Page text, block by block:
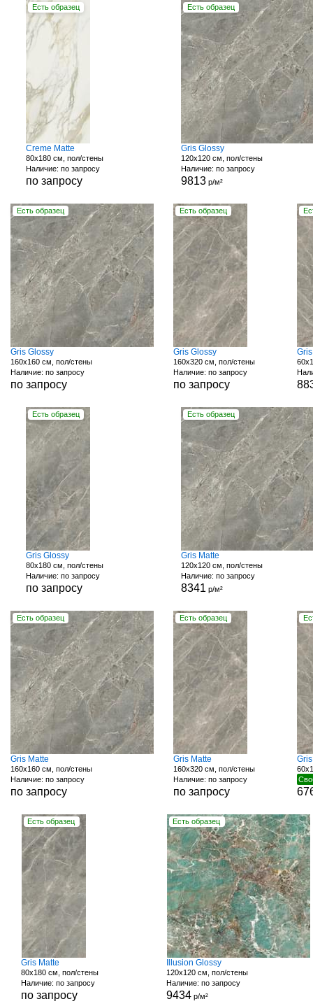
Есть образец
Creme Matte
80x180 см, пол/стены
Наличие: по запросу
по запросу
Есть образец
Gris Glossy
120x120 см, пол/стены
Наличие: по запросу
9813 р/м²
Есть образец
Gris Glossy
160x160 см, пол/стены
Наличие: по запросу
по запросу
Есть образец
Gris Glossy
160x320 см, пол/стены
Наличие: по запросу
по запросу
Есть образец
Gris Glossy
80x180 см, пол/стены
Наличие: по запросу
по запросу
Есть образец
Gris Matte
120x120 см, пол/стены
Наличие: по запросу
8341 р/м²
Есть образец
Gris Matte
160x160 см, пол/стены
Наличие: по запросу
по запросу
Есть образец
Gris Matte
160x320 см, пол/стены
Наличие: по запросу
по запросу
Есть образец
Gris Matte
80x180 см, пол/стены
Наличие: по запросу
по запросу
Есть образец
Illusion Glossy
120x120 см, пол/стены
Наличие: по запросу
9434 р/м²